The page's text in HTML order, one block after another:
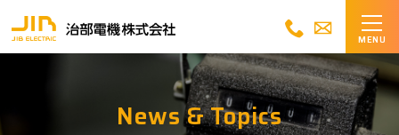
MENU
News & Topics